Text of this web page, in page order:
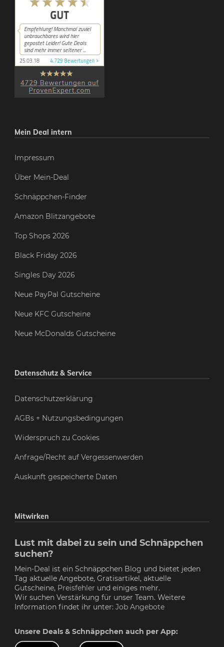
Mein Deal intern
Impressum
Über Mein-Deal
Schnäppchen-Finder
Amazon Blitzangebote
Top Shops 2026
Black Friday 2026
Singles Day 2026
Neue PayPal Gutscheine
Neue KFC Gutscheine
Neue McDonalds Gutscheine
Datenschutz & Service
Datenschutzerklärung
AGBs + Nutzungsbedingungen
Widerspruch zu Cookies
Anfrage/Recht auf Vergessenwerden
Auskunft gespeicherte Daten
Mitwirken
Lust mit dabei zu sein und Schnäppchen
suchen?
Mein-Deal ist ein Schnäppchen Blog und bietet jeden
Tag aktuelle Angebote, Gratisartikel, aktuelle
Gutscheine, Preisfehler und einiges mehr.
Wir suchen Verstärkung für unser Team. Weitere
Information findet ihr unter: Job Angebote
Unsere Deals & Schnäppchen auch per App: